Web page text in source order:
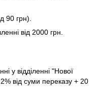
90 грн).
від 2000 грн.
у відділенні "Нової
від суми переказу + 20